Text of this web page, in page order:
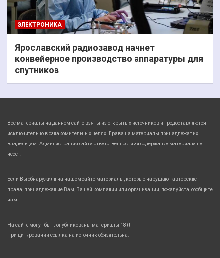
ЭЛЕКТРОНИКА
Ярославский радиозавод начнет
конвейерное производство аппаратуры для
спутников
Все материалы на данном сайте взяты из открытых источников и предоставляются
исключительно в ознакомительных целях. Права на материалы принадлежат их
владельцам. Администрация сайта ответственности за содержание материала не
несет.
Если Вы обнаружили на нашем сайте материалы, которые нарушают авторские
права, принадлежащие Вам, Вашей компании или организации, пожалуйста, сообщите
нам.
На сайте могут быть опубликованы материалы 18+!
При цитировании ссылка на источник обязательна.